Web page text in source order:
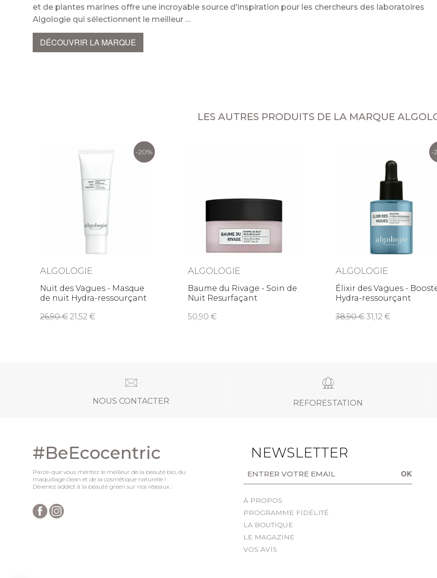
et de plantes marines offre une incroyable source d'inspiration pour les chercheurs des laboratoires
Algologie qui sélectionnent le meilleur
DÉCOUVRIR LA MARQUE
LES AUTRES PRODUITS DE LA MARQUE
-20%
ALGOLOGIE
Nuit des Vagues - Masque
de nuit Hydra-ressourçant
26,90 21,52
ALGOLOGIE
Baume du Rivage - Soin de
Nuit Resurfaçant
50,90
-
ALGOLOGIE
Élixir des Vagues -
Hydra-ressourçant
38,90 31,12
NOUS CONTACTER REFORESTATION
#BeEcocentric
Parce-que vous méritez le meilleur de la beauté bio, du
maquillage clean et de la cosmétique naturelle !
Devenez addict à la beauté green sur nos réseaux :
NEWSLETTER
OK
À PROPOS
PROGRAMME FIDÉLITÉ
LA BOUTIQUE
LE MAGAZINE
VOS AVIS